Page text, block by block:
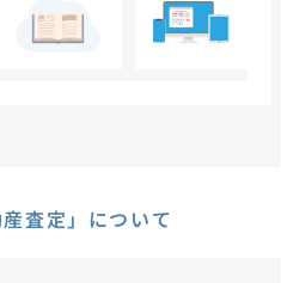
産査定」について